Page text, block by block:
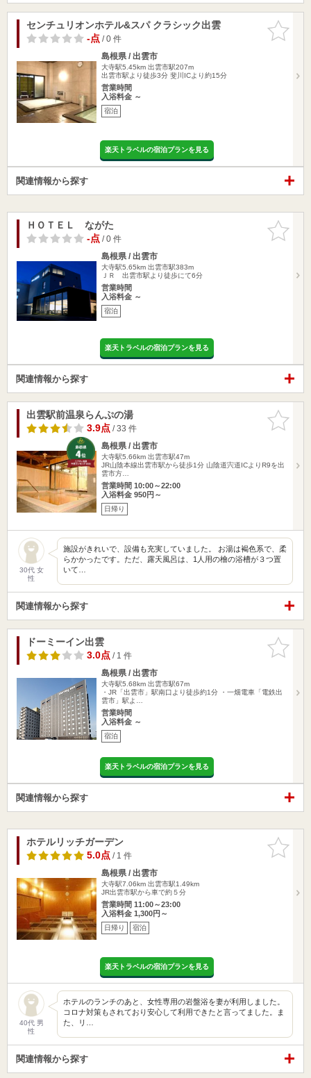
お気に入
りに追加
センチュリオンホテル&スパ クラシック出雲
-点/ 0 件
島根県 / 出雲市
大寺駅5.45km 出雲市駅207m
出雲市駅より徒歩3分 斐川ICより約15分
営業時間
入浴料金 ～
宿泊
楽天トラベルの宿泊プランを見る
関連情報から探す
お気に入
りに追加
ＨＯＴＥＬ ながた
-点/ 0 件
島根県 / 出雲市
大寺駅5.65km 出雲市駅383m
ＪＲ 出雲市駅より徒歩にて6分
営業時間
入浴料金 ～
宿泊
楽天トラベルの宿泊プランを見る
関連情報から探す
お気に入
りに追加
出雲駅前温泉らんぷの湯
3.9点/ 33 件
島根県 / 出雲市
大寺駅5.66km 出雲市駅47m
JR山陰本線出雲市駅から徒歩1分 山陰道宍道ICよりR9を出
雲市方…
営業時間 10:00～22:00
入浴料金 950円～
日帰り
30代 女
性
施設がきれいで、設備も充実していました。 お湯は褐色系で、柔
らかかったです。ただ、露天風呂は、1人用の檜の浴槽が３つ置
いて…
関連情報から探す
お気に入
りに追加
ドーミーイン出雲
3.0点/ 1 件
島根県 / 出雲市
大寺駅5.68km 出雲市駅67m
・JR「出雲市」駅南口より徒歩約1分 ・一畑電車「電鉄出
雲市」駅よ…
営業時間
入浴料金 ～
宿泊
楽天トラベルの宿泊プランを見る
関連情報から探す
お気に入
りに追加
ホテルリッチガーデン
5.0点/ 1 件
島根県 / 出雲市
大寺駅7.06km 出雲市駅1.49km
JR出雲市駅から車で約５分
営業時間 11:00～23:00
入浴料金 1,300円～
日帰り 宿泊
楽天トラベルの宿泊プランを見る
40代 男
性
ホテルのランチのあと、女性専用の岩盤浴を妻が利用しました。
コロナ対策もされており安心して利用できたと言ってました。ま
た、リ…
関連情報から探す